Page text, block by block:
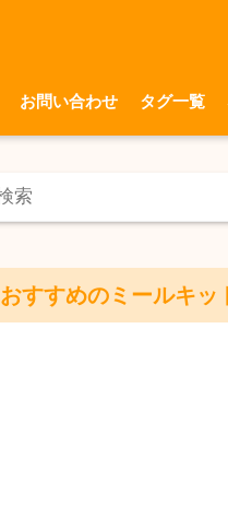
お問い合わせ タグ一覧
おすすめのミールキ